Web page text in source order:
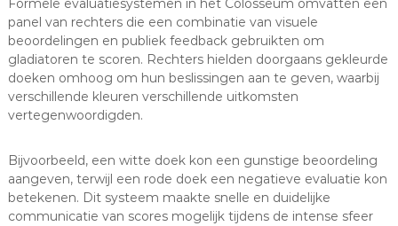
Formele evaluatiesystemen in het Colosseum omvatten een
panel van rechters die een combinatie van visuele
beoordelingen en publiek feedback gebruikten om
gladiatoren te scoren. Rechters hielden doorgaans gekleurde
doeken omhoog om hun beslissingen aan te geven, waarbij
verschillende kleuren verschillende uitkomsten
vertegenwoordigden.
Bijvoorbeeld, een witte doek kon een gunstige beoordeling
aangeven, terwijl een rode doek een negatieve evaluatie kon
betekenen. Dit systeem maakte snelle en duidelijke
communicatie van scores mogelijk tijdens de intense sfeer